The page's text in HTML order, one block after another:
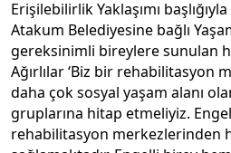
Erişilebilirlik Yaklaşımı
Atakum Belediyesine bağlı
gereksinimli bireylere sunulan
Ağırlılar ‘Biz bir rehabilitasyon
daha çok sosyal yaşam alanı
gruplarına hitap etmeliyiz.
rehabilitasyon merkezlerinden